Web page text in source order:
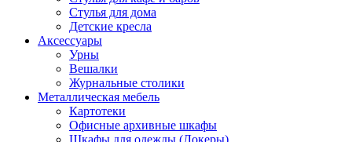
Стулья для дома
Детские кресла
Аксессуары
Урны
Вешалки
Журнальные столики
Металлическая мебель
Картотеки
Офисные архивные шкафы